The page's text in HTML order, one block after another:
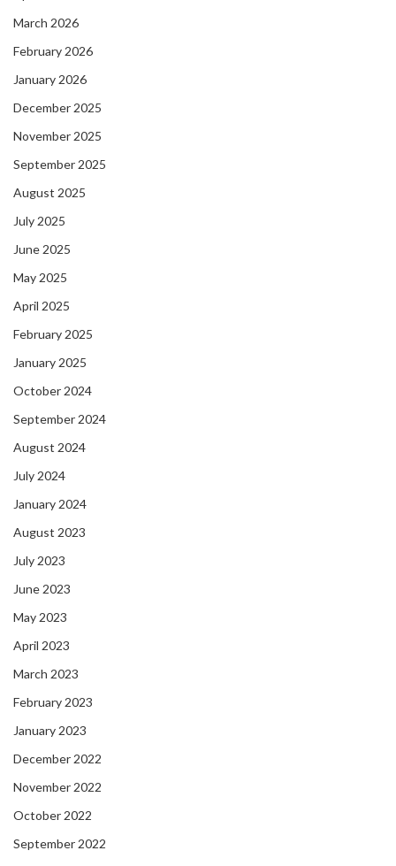
March 2026
February 2026
January 2026
December 2025
November 2025
September 2025
August 2025
July 2025
June 2025
May 2025
April 2025
February 2025
January 2025
October 2024
September 2024
August 2024
July 2024
January 2024
August 2023
July 2023
June 2023
May 2023
April 2023
March 2023
February 2023
January 2023
December 2022
November 2022
October 2022
September 2022